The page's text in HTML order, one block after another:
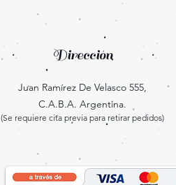
Dirección
Juan Ramírez De Velasco 555,
C.A.B.A. Argentina.
(Se requiere cita previa para retirar pedidos)